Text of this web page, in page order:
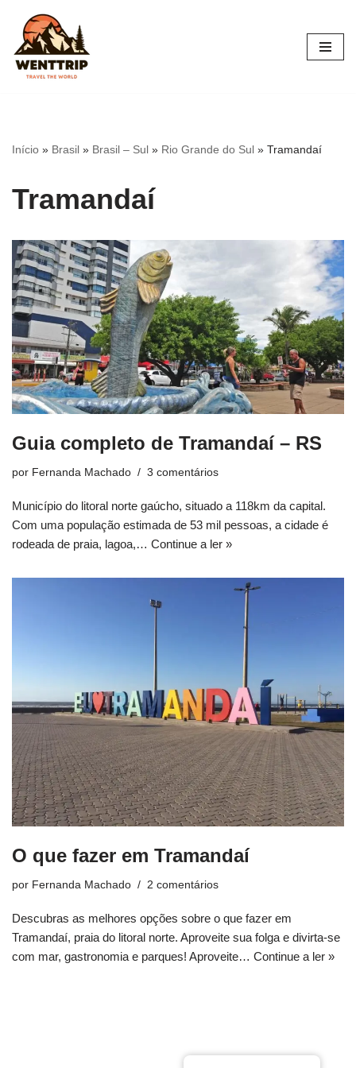
Pular
para
Início » Brasil » Brasil – Sul » Rio Grande do Sul » Tramandaí
Tramandaí
Guia completo de Tramandaí – RS
por Fernanda Machado 3 comentários
Município do litoral norte gaúcho, situado a 118km da capital.
Com uma população estimada de 53 mil pessoas, a cidade é
rodeada de praia, lagoa,… Continue a ler »
O que fazer em Tramandaí
por Fernanda Machado 2 comentários
Descubras as melhores opções sobre o que fazer em
Tramandaí, praia do litoral norte. Aproveite sua folga e divirta-se
com mar, gastronomia e parques! Aproveite… Continue a ler »